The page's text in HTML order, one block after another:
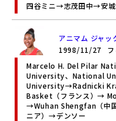
四谷ミニ→志茂田中→安
アニマム ジャッ
1998/11/27
Marcelo H. Del Pilar
University、National
University→Radnicki
Basket（フランス）→
→Wuhan Shengfan（中
ニア）→デンソー